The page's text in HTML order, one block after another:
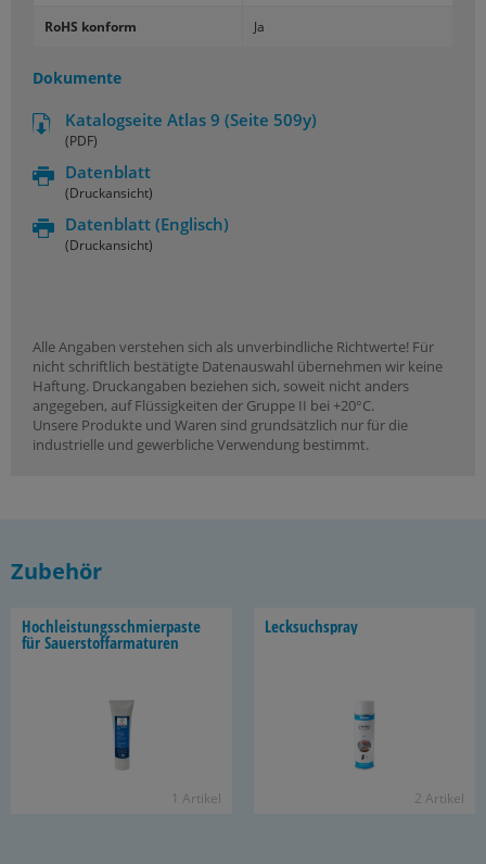
RoHS konform Ja
Dokumente
Katalogseite Atlas 9 (Seite 509y)
(PDF)
Datenblatt
(Druckansicht)
Datenblatt (Englisch)
(Druckansicht)
Alle Angaben verstehen sich als unverbindliche Richtwerte! Für
nicht schriftlich bestätigte Datenauswahl übernehmen wir keine
Haftung. Druckangaben beziehen sich, soweit nicht anders
angegeben, auf Flüssigkeiten der Gruppe II bei +20°C.
Unsere Produkte und Waren sind grundsätzlich nur für die
industrielle und gewerbliche Verwendung bestimmt.
Zubehör
Hoch­leis­tungs­schmier­pas­te
für Sauer­stoff­ar­ma­tu­ren
1 Ar­ti­kel
Leck­such­spray
2 Ar­ti­kel